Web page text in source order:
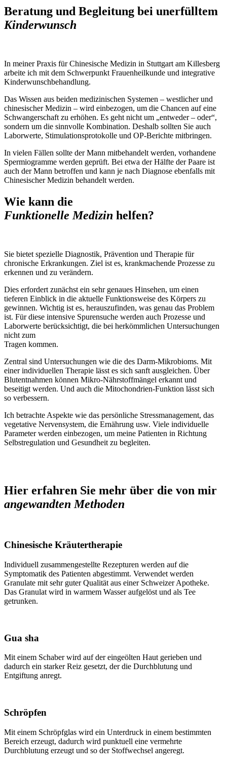
Beratung und Begleitung bei unerfülltem
Kinderwunsch
In meiner Praxis für Chinesische Medizin in Stuttgart am Killesberg
arbeite ich mit dem Schwerpunkt Frauenheilkunde und integrative
Kinderwunschbehandlung.
Das Wissen aus beiden medizinischen Systemen – westlicher und
chinesischer Medizin – wird einbezogen, um die Chancen auf eine
Schwangerschaft zu erhöhen. Es geht nicht um „entweder – oder“,
sondern um die sinnvolle Kombination. Deshalb sollten Sie auch
Laborwerte, Stimulationsprotokolle und OP-Berichte mitbringen.
In vielen Fällen sollte der Mann mitbehandelt werden, vorhandene
Spermiogramme werden geprüft. Bei etwa der Hälfte der Paare ist
auch der Mann betroffen und kann je nach Diagnose ebenfalls mit
Chinesischer Medizin behandelt werden.
Wie kann die
Funktionelle Medizin helfen?
Sie bietet spezielle Diagnostik, Prävention und Therapie für
chronische Erkrankungen. Ziel ist es, krankmachende Prozesse zu
erkennen und zu verändern.
Dies erfordert zunächst ein sehr genaues Hinsehen, um einen
tieferen Einblick in die aktuelle Funktionsweise des Körpers zu
gewinnen. Wichtig ist es, herauszufinden, was genau das Problem
ist. Für diese intensive Spurensuche werden auch Prozesse und
Laborwerte berücksichtigt, die bei herkömmlichen Untersuchungen
nicht zum
Tragen kommen.
Zentral sind Untersuchungen wie die des Darm-Mikrobioms. Mit
einer individuellen Therapie lässt es sich sanft ausgleichen. Über
Blutentnahmen können Mikro-Nährstoffmängel erkannt und
beseitigt werden. Und auch die Mitochondrien-Funktion lässt sich
so verbessern.
Ich betrachte Aspekte wie das persönliche Stressmanagement, das
vegetative Nervensystem, die Ernährung usw. Viele individuelle
Parameter werden einbezogen, um meine Patienten in Richtung
Selbstregulation und Gesundheit zu begleiten.
Hier erfahren Sie mehr über die von mir
angewandten Methoden
Chinesische Kräutertherapie
Individuell zusammengestellte Rezepturen werden auf die
Symptomatik des Patienten abgestimmt. Verwendet werden
Granulate mit sehr guter Qualität aus einer Schweizer Apotheke.
Das Granulat wird in warmem Wasser aufgelöst und als Tee
getrunken.
Gua sha
Mit einem Schaber wird auf der eingeölten Haut gerieben und
dadurch ein starker Reiz gesetzt, der die Durchblutung und
Entgiftung anregt.
Schröpfen
Mit einem Schröpfglas wird ein Unterdruck in einem bestimmten
Bereich erzeugt, dadurch wird punktuell eine vermehrte
Durchblutung erzeugt und so der Stoffwechsel angeregt.